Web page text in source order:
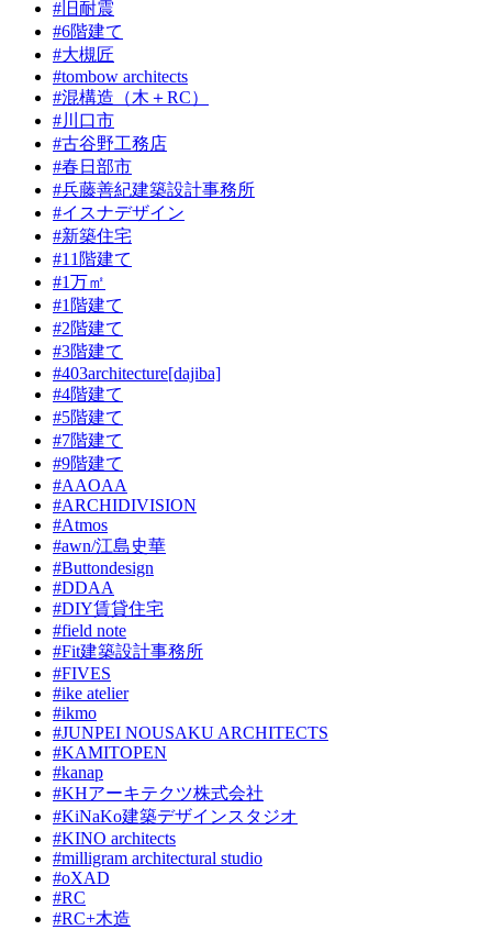
#旧耐震
#6階建て
#大槻匠
#tombow architects
#混構造（木＋RC）
#川口市
#古谷野工務店
#春日部市
#兵藤善紀建築設計事務所
#イスナデザイン
#新築住宅
#11階建て
#1万㎡
#1階建て
#2階建て
#3階建て
#403architecture[dajiba]
#4階建て
#5階建て
#7階建て
#9階建て
#AAOAA
#ARCHIDIVISION
#Atmos
#awn/江島史華
#Buttondesign
#DDAA
#DIY賃貸住宅
#field note
#Fit建築設計事務所
#FIVES
#ike atelier
#ikmo
#JUNPEI NOUSAKU ARCHITECTS
#KAMITOPEN
#kanap
#KHアーキテクツ株式会社
#KiNaKo建築デザインスタジオ
#KINO architects
#milligram architectural studio
#oXAD
#RC
#RC+木造